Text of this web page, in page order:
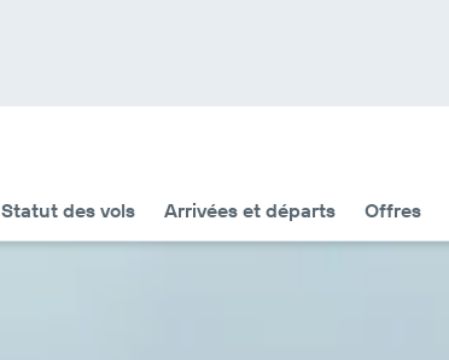
Statut des vols Arrivées et départs Offres